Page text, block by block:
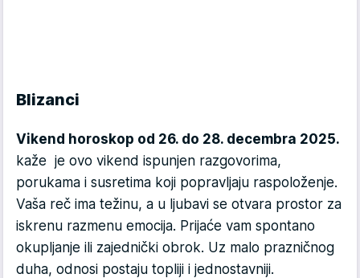
Blizanci
Vikend horoskop od 26. do 28. decembra 2025.
kaže je ovo vikend ispunjen razgovorima,
porukama i susretima koji popravljaju raspoloženje.
Vaša reč ima težinu, a u ljubavi se otvara prostor za
iskrenu razmenu emocija. Prijaće vam spontano
okupljanje ili zajednički obrok. Uz malo prazničnog
duha, odnosi postaju topliji i jednostavniji.